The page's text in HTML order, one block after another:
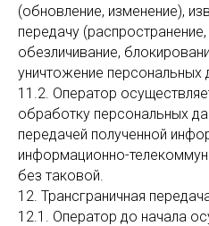
(обновление, изменение),
передачу
обезличивание,
уничтожение персональных
11.2. Оператор
обработку персональных
передачей полученной
информационно-
без таковой.
12. Трансграничная
12.1. Оператор до начала